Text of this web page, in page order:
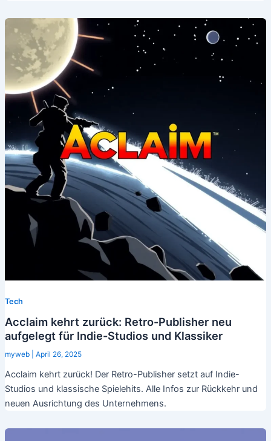
Tech
Acclaim kehrt zurück: Retro-Publisher neu
aufgelegt für Indie-Studios und Klassiker
myweb April 26, 2025
Acclaim kehrt zurück! Der Retro-Publisher setzt auf Indie-
Studios und klassische Spielehits. Alle Infos zur Rückkehr und
neuen Ausrichtung des Unternehmens.